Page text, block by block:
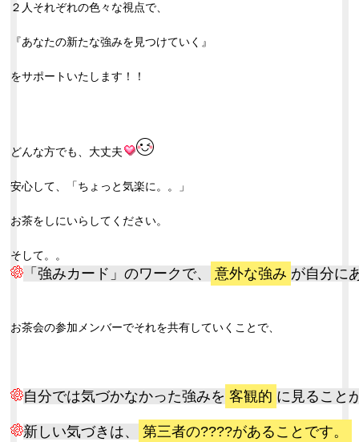
２人それぞれの色々な視点で、
『あなたの新たな強みを見つけていく』
をサポートいたします！！
どんな方でも、大丈夫
安心して、「ちょっと気楽に。。」
お茶をしにいらしてください。
そして。。
「強みカード」のワークで、 意外な強み が自分に
お茶会の参加メンバーでそれを共有していくことで、
自分では気づかなかった強みを 客観的 に見ること
新しい気づきは、 第三者の????があることです。